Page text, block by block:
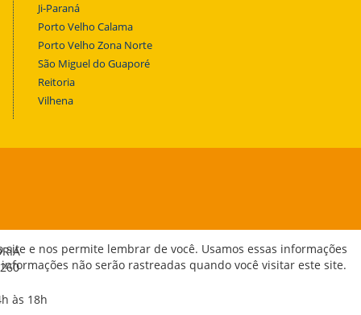
Ji-Paraná
Porto Velho Calama
Porto Velho Zona Norte
São Miguel do Guaporé
Reitoria
Vilhena
às 18h
e nos permite lembrar de você. Usamos essas informações
não serão rastreadas quando você visitar este site.